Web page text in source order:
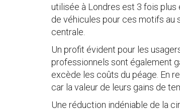
utilisée à Londres est 3 fois
de véhicules pour ces motifs au
centrale.
Un profit évident pour les
professionnels sont également
excède les coûts du péage. En
car la valeur de leurs gains de
Une réduction indéniable de la